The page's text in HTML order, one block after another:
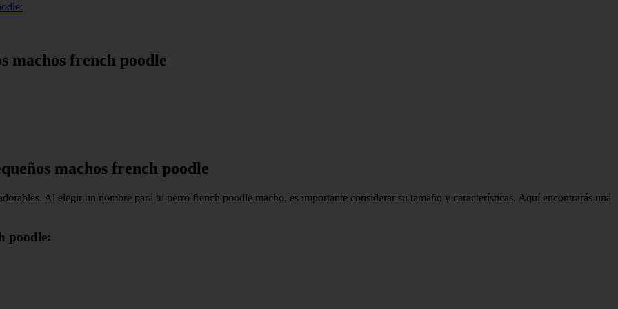
machos french poodle
machos french poodle
Al elegir un nombre para tu perro french poodle macho, es importante considerar su tamaño y características. Aquí encontrarás una
poodle: